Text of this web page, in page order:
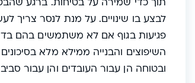
לבצע בו שינויים. על מנת לנסר צריך
פגיעות בגוף אם לא משתמשים בהם
השיפוצים והבנייה ממילא מלא
ובטוחה הן עבור העובדים והן עבור